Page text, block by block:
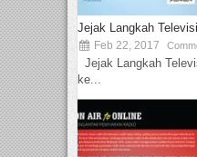
Jejak Langkah
Feb 22, 2017
Jejak Langkah
ke...